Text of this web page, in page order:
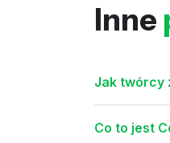
Inne
Jak twórcy
Co to jest